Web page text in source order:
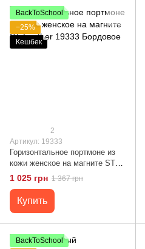
BackToSchool
−25%
Кешбек
2
Артикул: 19333
Горизонтальное портмоне из
кожи женское на магните ST
Leather 19333 Бордовое
1 025 грн 1 367 грн
Купить
BackToSchool